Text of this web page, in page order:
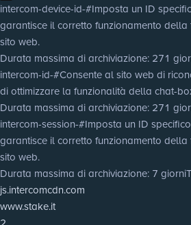
intercom-device-id-#Imposta un ID
garantisce il corretto funzionamento
sito web.
Durata massima di archiviazione: 271
intercom-id-#Consente al sito web di
di ottimizzare la funzionalità della chat-
Durata massima di archiviazione: 271
intercom-session-#Imposta un ID
garantisce il corretto funzionamento
sito web.
Durata massima di archiviazione: 7 giorni
js.intercomcdn.com
www.stake.it